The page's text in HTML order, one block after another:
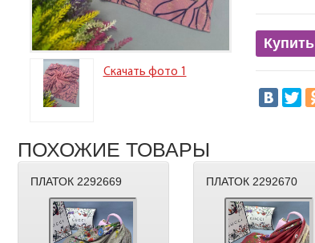
Скачать фото 1
Купить
ПОХОЖИЕ ТОВАРЫ
ПЛАТОК 2292669 ПЛАТОК 2292670